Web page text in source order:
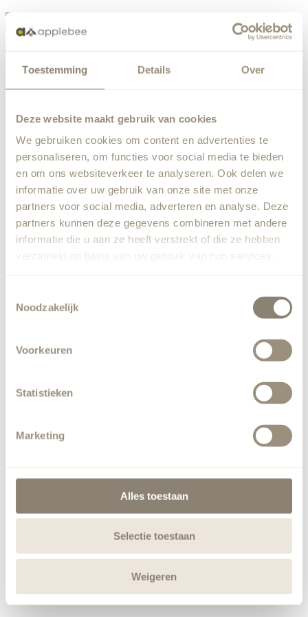
Toestemming Details Over
Deze website maakt gebruik van cookies
We gebruiken cookies om content en advertenties te
personaliseren, om functies voor social media te bieden
en om ons websiteverkeer te analyseren. Ook delen we
informatie over uw gebruik van onze site met onze
partners voor social media, adverteren en analyse. Deze
partners kunnen deze gegevens combineren met andere
informatie die u aan ze heeft verstrekt of die ze hebben
verzameld op basis van uw gebruik van hun services.
Noodzakelijk
Voorkeuren
Statistieken
Marketing
Alles toestaan
Selectie toestaan
Weigeren
Something went wrong
been notified.
Back to home